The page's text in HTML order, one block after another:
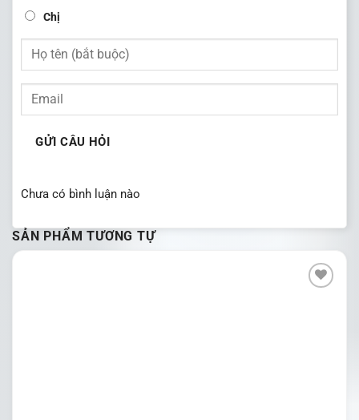
Chị
GỬI CÂU HỎI
Chưa có bình luận nào
SẢN PHẨM TƯƠNG TỰ